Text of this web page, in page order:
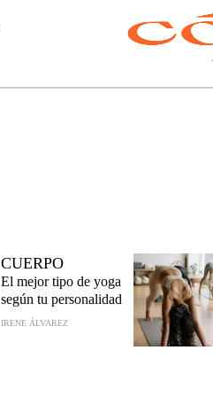
CUERPO
El mejor tipo de yoga
según tu personalidad
IRENE ÁLVAREZ